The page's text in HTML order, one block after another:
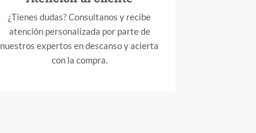
¿Tienes dudas? Consultanos y recibe
atención personalizada por parte de
nuestros expertos en descanso y acierta
con la compra.